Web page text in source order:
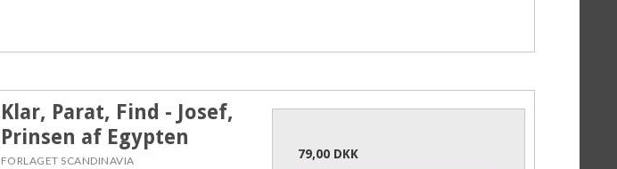
Klar, Parat, Find - Josef,
Prinsen af Egypten
FORLAGET SCANDINAVIA
79,00 DKK